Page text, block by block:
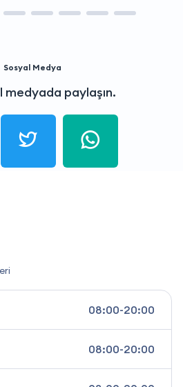
Sosyal Medya
medyada paylaşın.
08:00-20:00
08:00-20:00